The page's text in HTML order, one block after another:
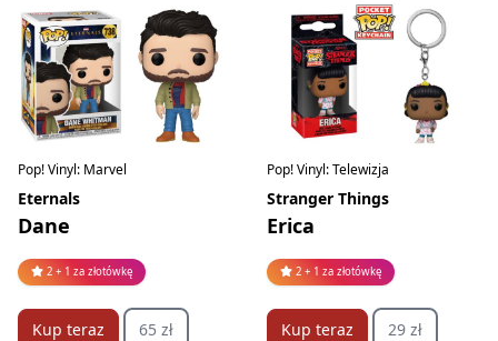
Pop! Vinyl: Marvel
Eternals
Dane
2 + 1 za złotówkę
Kup teraz 65 zł
Pop! Vinyl: Telewizja
Stranger Things
Erica
2 + 1 za złotówkę
Kup teraz 29 zł